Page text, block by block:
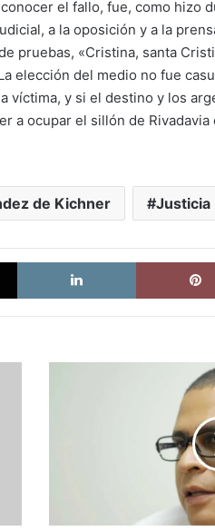
el fallo, fue, como hizo
a la oposición y a la
pruebas, «Cristina, santa
elección del medio no fue
víctima, y si el destino y los
a ocupar el sillón de Rivadavia
de Kichner Justicia
X LinkedIn
Comunal